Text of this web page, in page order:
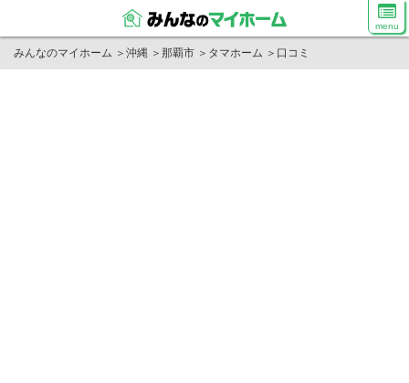
menu
みんなのマイホーム ＞ 沖縄 ＞ 那覇市 ＞ タマホーム ＞ 口コミ